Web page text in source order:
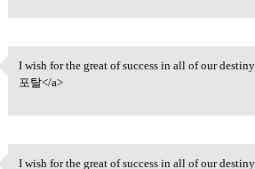
I wish for the great of
I wish for the great of success in all of our
포탈</a>
I wish for the great of success in all of our